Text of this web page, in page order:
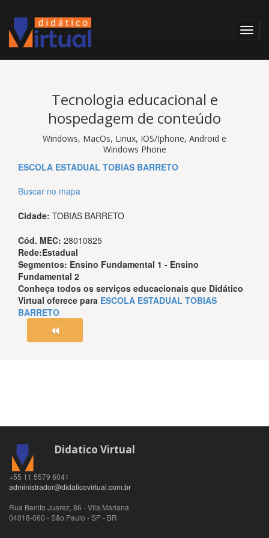
Tecnologia educacional e
hospedagem de conteúdo
Windows, MacOs, Linux, IOS/Iphone, Android e
Windows Phone
ESCOLA ESTADUAL TOBIAS BARRETO
Buscar no mapa
Cidade: TOBIAS BARRETO
Cód. MEC: 28010825
Rede:Estadual
Segmentos: Ensino Fundamental 1 - Ensino
Fundamental 2
Conheça todos os serviços educacionais que Didático
Virtual oferece para ESCOLA ESTADUAL TOBIAS
BARRETO
Didatico Virtual
+55 11 5579 6041
administrador@didaticovirtual.com.br
Rua Benito Juarez, 86 - Vila Mariana
04018-060 -São Paulo -SP- BR